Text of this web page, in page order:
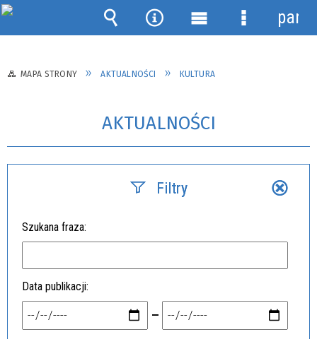
MAPA STRONY AKTUALNOŚCI KULTURA
AKTUALNOŚCI
Filtry
Szukana fraza
Data publikacji
—
Wyszukiwarka
Narzędzia
Menu Menu
panel